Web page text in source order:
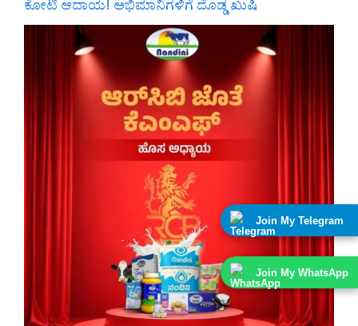
Join My Telegram
Join My WhatsApp
ಕೋಟಿ ಆದಾಯ! ಅಭಿಮಾನಿಗಳಿಗೆ ದೊಡ್ಡ ಖುಷಿ